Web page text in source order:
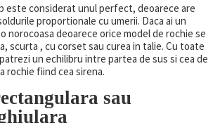
este considerat unul perfect, deoarece are
proportionale cu umerii. Daca ai un
norocoasa deoarece orice model de rochie se
scurta , cu corset sau curea in talie. Cu toate
un echilibru intre partea de sus si cea de
rochie fiind cea sirena.
sau